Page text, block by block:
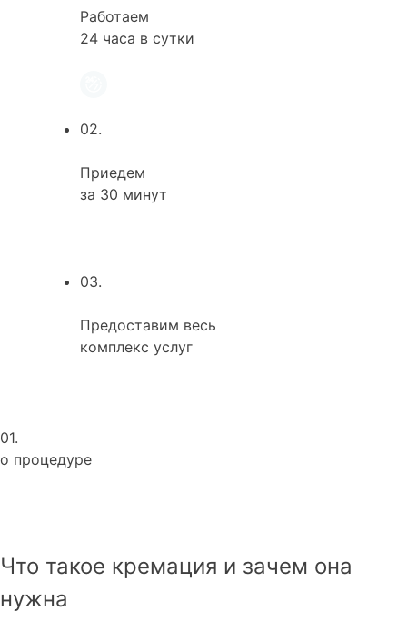
Работаем
24 часа в сутки
02.
Приедем
за 30 минут
03.
Предоставим весь
комплекс услуг
01.
о процедуре
Что такое кремация и зачем она
нужна